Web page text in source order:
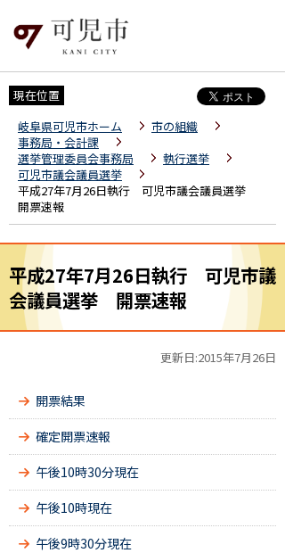
現在位置
岐阜県可児市ホーム
市の組織
事務局・会計課
選挙管理委員会事務局
執行選挙
可児市議会議員選挙
平成27年7月26日執行 可児市議会議員選挙
開票速報
平成27年7月26日執行 可児市議
会議員選挙 開票速報
更新日:2015年7月26日
開票結果
確定開票速報
午後10時30分現在
午後10時現在
午後9時30分現在